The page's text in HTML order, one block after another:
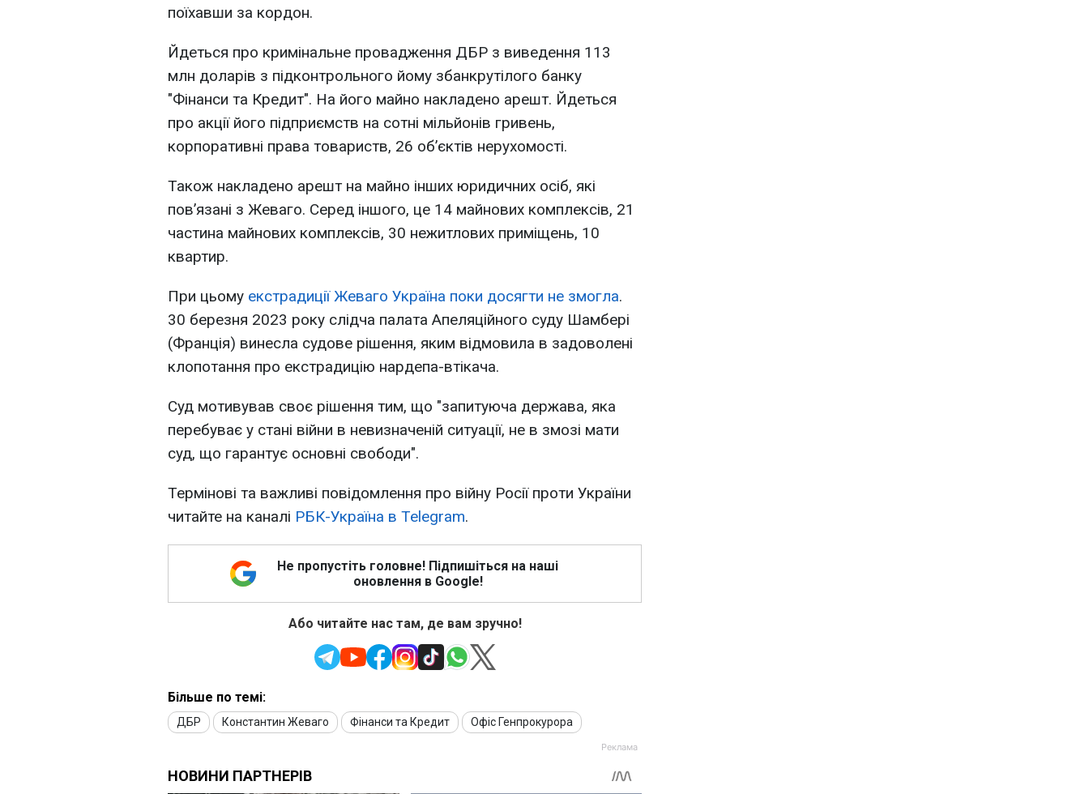
поїхавши за кордон.
Йдеться про кримінальне провадження ДБР з виведення 113
млн доларів з підконтрольного йому збанкрутілого банку
"Фінанси та Кредит". На його майно накладено арешт. Йдеться
про акції його підприємств на сотні мільйонів гривень,
корпоративні права товариств, 26 об’єктів нерухомості.
Також накладено арешт на майно інших юридичних осіб, які
пов’язані з Жеваго. Серед іншого, це 14 майнових комплексів, 21
частина майнових комплексів, 30 нежитлових приміщень, 10
квартир.
При цьому екстрадиції Жеваго Україна поки досягти не змогла.
30 березня 2023 року слідча палата Апеляційного суду Шамбері
(Франція) винесла судове рішення, яким відмовила в задоволені
клопотання про екстрадицію нардепа-втікача.
Суд мотивував своє рішення тим, що "запитуюча держава, яка
перебуває у стані війни в невизначеній ситуації, не в змозі мати
суд, що гарантує основні свободи".
Термінові та важливі повідомлення про війну Росії проти України
читайте на каналі РБК-Україна в Telegram.
Не пропустіть головне! Підпишіться на наші
оновлення в Google!
Або читайте нас там, де вам зручно!
Більше по темі:
ДБР Константин Жеваго Фінанси та Кредит Офіс Генпрокурора